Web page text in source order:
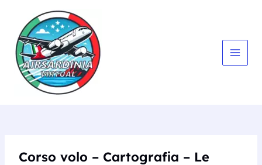
contenuto
MAIN
Corso volo – Cartografia – Le